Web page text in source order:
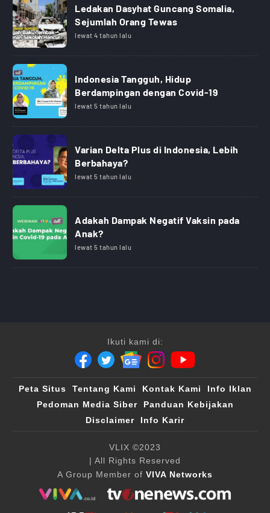
Ledakan Dasyhat Guncang Somalia,
Sejumlah Orang Tewas
lewat 4 tahun lalu
Indonesia Tangguh, Hidup
Berdampingan dengan Covid-19
lewat 5 tahun lalu
Varian Delta Plus di Indonesia, Lebih
Berbahaya?
lewat 5 tahun lalu
Adakah Dampak Negatif Vaksin pada
Anak?
lewat 5 tahun lalu
Ikuti kami di:
Peta Situs Tentang Kami Kontak Kami
Info Iklan
Pedoman Media Siber
Panduan Kebijakan
Disclaimer
Info Karir
VLIX ©2023
| All Rights Reserved
A Group Member of VIVA Networks